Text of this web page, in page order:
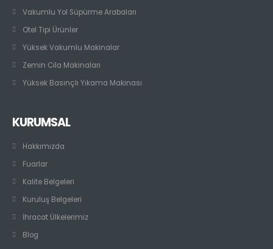
Vakumlu Yol Süpürme Arabaları
Otel Tipi Ürünler
Yüksek Vakumlu Makinalar
Zemin Cila Makinaları
Yüksek Basınçlı Yıkama Makinası
KURUMSAL
Hakkımızda
Fuarlar
Kalite Belgeleri
Kuruluş Belgeleri
İhracat Ülkelerimiz
Blog